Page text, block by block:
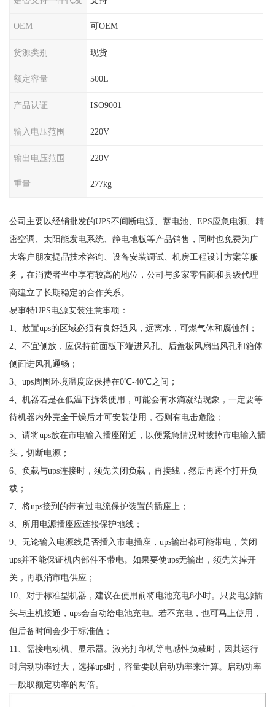
OEM 可OEM
货源类别 现货
额定容量 500L
产品认证 ISO9001
输入电压范围 220V
输出电压范围 220V
重量 277kg
公司主要以经销批发的UPS不间断电源、蓄电池、EPS应急电源、精
密空调、太阳能发电系统、静电地板等产品销售，同时也免费为广
大客户朋友提品技术咨询、设备安装调试、机房工程设计方案等服
务，在消费者当中享有较高的地位，公司与多家零售商和县级代理
商建立了长期稳定的合作关系。
易事特UPS电源安装注意事项：
1、放置ups的区域必须有良好通风，远离水，可燃气体和腐蚀剂；
2、不宜侧放，应保持前面板下端进风孔、后盖板风扇出风孔和箱体
侧面进风孔通畅；
3、ups周围环境温度应保持在0℃-40℃之间；
4、机器若是在低温下拆装使用，可能会有水滴凝结现象，一定要等
待机器内外完全干燥后才可安装使用，否则有电击危险；
5、请将ups放在市电输入插座附近，以便紧急情况时拔掉市电输入插
头，切断电源；
6、负载与ups连接时，须先关闭负载，再接线，然后再逐个打开负
载；
7、将ups接到的带有过电流保护装置的插座上；
8、所用电源插座应连接保护地线；
9、无论输入电源线是否插入市电插座，ups输出都可能带电，关闭
ups并不能保证机内部件不带电。如果要使ups无输出，须先关掉开
关，再取消市电供应；
10、对于标准型机器，建议在使用前将电池充电8小时。只要电源插
头与主机接通，ups会自动给电池充电。若不充电，也可马上使用，
但后备时间会少于标准值；
11、需接电动机、显示器。激光打印机等电感性负载时，因其运行
时启动功率过大，选择ups时，容量要以启动功率来计算。启动功率
一般取额定功率的两倍。